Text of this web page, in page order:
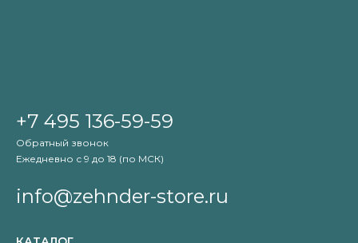
+7 495 136-59-59
Обратный звонок
Ежедневно с 9 до 18 (по МСК)
info@zehnder-store.ru